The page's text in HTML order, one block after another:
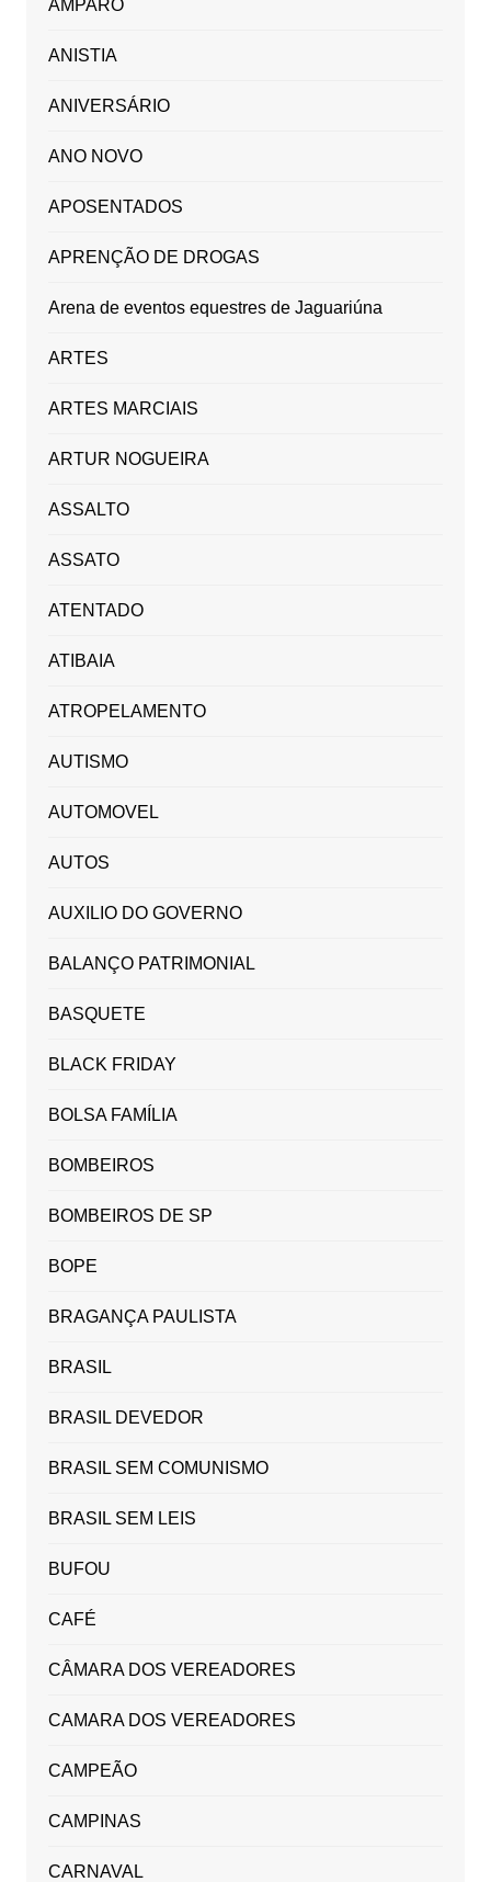
AMPARO
ANISTIA
ANIVERSÁRIO
ANO NOVO
APOSENTADOS
APRENÇÃO DE DROGAS
Arena de eventos equestres de Jaguariúna
ARTES
ARTES MARCIAIS
ARTUR NOGUEIRA
ASSALTO
ASSATO
ATENTADO
ATIBAIA
ATROPELAMENTO
AUTISMO
AUTOMOVEL
AUTOS
AUXILIO DO GOVERNO
BALANÇO PATRIMONIAL
BASQUETE
BLACK FRIDAY
BOLSA FAMÍLIA
BOMBEIROS
BOMBEIROS DE SP
BOPE
BRAGANÇA PAULISTA
BRASIL
BRASIL DEVEDOR
BRASIL SEM COMUNISMO
BRASIL SEM LEIS
BUFOU
CAFÉ
CÂMARA DOS VEREADORES
CAMARA DOS VEREADORES
CAMPEÃO
CAMPINAS
CARNAVAL